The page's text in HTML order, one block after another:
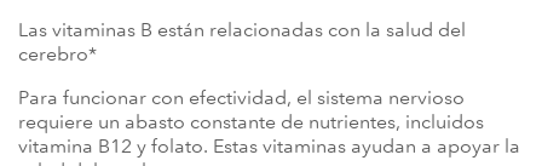
Las vitaminas B están relacionadas con la salud del
cerebro*
Para funcionar con efectividad, el sistema nervioso
requiere un abasto constante de nutrientes, incluidos
vitamina B12 y folato. Estas vitaminas ayudan a apoyar la